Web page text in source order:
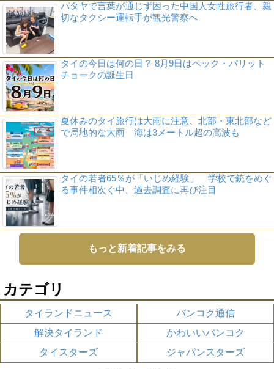
パタヤで言葉が通じず困った中国人女性旅行者、親
切なタクシー運転手が観光警察へ
タイの今日は何の日？ 8月9日はペック・パリット
チョークの誕生日
夏休みのタイ旅行は大雨に注意、北部・東北部など
で局地的な大雨 海は3メートル超の高波も
タイの若者65％が「いじめ経験」 学校で銃をめぐ
る事件相次ぐ中、過去調査に再び注目
もっと新着記事をみる
カテゴリ
タイランドニュース
バンコク通信
解決タイランド
かわいいバンコク
タイスターズ
ジャパンスターズ